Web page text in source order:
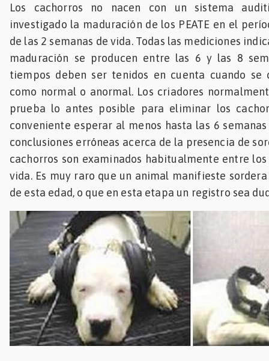
Los cachorros no nacen con un sistema
investigado la maduración de los PEATE en el
de las 2 semanas de vida. Todas las mediciones
maduración se producen entre las 6 y las 8
tiempos deben ser tenidos en cuenta cuando se
como normal o anormal. Los criadores
prueba lo antes posible para eliminar los
conveniente esperar al menos hasta las 6
conclusiones erróneas acerca de la presencia de
cachorros son examinados habitualmente entre los
vida. Es muy raro que un animal manifieste
de esta edad, o que en esta etapa un registro sea